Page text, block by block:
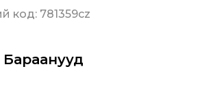
код: 781359cz